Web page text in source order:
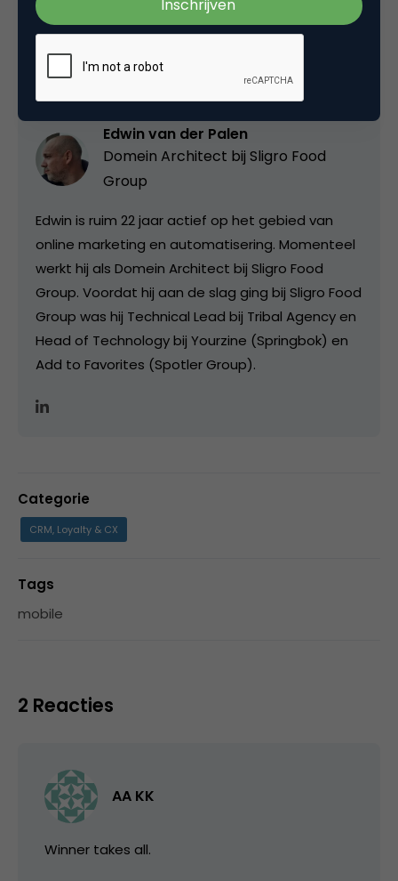
Deel dit artikel
Edwin van der Palen
Domein Architect bij Sligro Food
Group
Edwin is ruim 22 jaar actief op het gebied van
online marketing en automatisering. Momenteel
werkt hij als Domein Architect bij Sligro Food
Group. Voordat hij aan de slag ging bij Sligro Food
Group was hij Technical Lead bij Tribal Agency en
Head of Technology bij Yourzine (Springbok) en
Add to Favorites (Spotler Group).
Categorie
CRM, Loyalty & CX
Tags
mobile
2 Reacties
AA KK
Winner takes all.